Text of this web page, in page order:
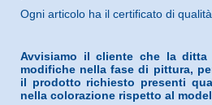
Ogni articolo ha il certificato di qualità
Avvisiamo il cliente che la
modifiche nella fase di pittura,
il prodotto richiesto presenti
nella colorazione rispetto al